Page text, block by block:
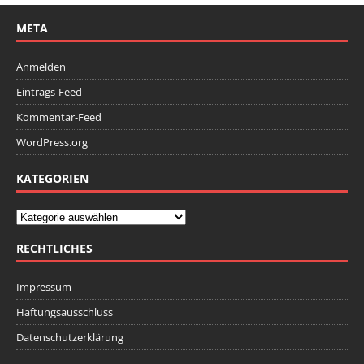
META
Anmelden
Eintrags-Feed
Kommentar-Feed
WordPress.org
KATEGORIEN
RECHTLICHES
Impressum
Haftungsausschluss
Datenschutzerklärung